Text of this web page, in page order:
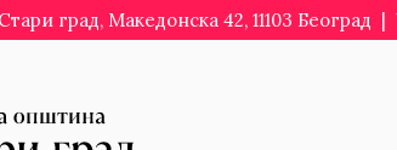
град, Македонска 42, 11103